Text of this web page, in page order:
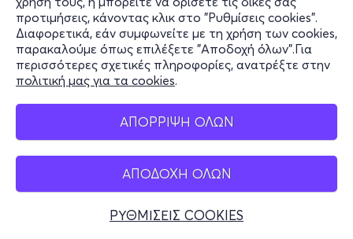
προτιμήσεις, κάνοντας κλικ στο "Ρυθμίσεις cookies".
Διαφορετικά, εάν συμφωνείτε με τη χρήση των cookies,
παρακαλούμε όπως επιλέξετε "Αποδοχή όλων".Για
περισσότερες σχετικές πληροφορίες, ανατρέξτε στην
πολιτική μας για τα cookies.
ΑΠΟΡΡΙΨΗ ΟΛΩΝ
ΑΠΟΔΟΧΗ ΟΛΩΝ
ΡΥΘΜΙΣΕΙΣ COOKIES